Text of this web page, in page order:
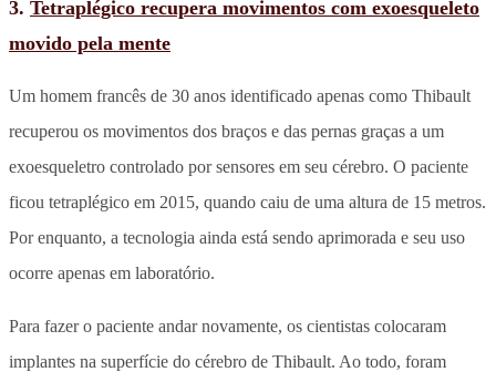
3. Tetraplégico recupera movimentos com exoesqueleto
movido pela mente
Um homem francês de 30 anos identificado apenas como Thibault
recuperou os movimentos dos braços e das pernas graças a um
exoesqueletro controlado por sensores em seu cérebro. O paciente
ficou tetraplégico em 2015, quando caiu de uma altura de 15 metros.
Por enquanto, a tecnologia ainda está sendo aprimorada e seu uso
ocorre apenas em laboratório.
Para fazer o paciente andar novamente, os cientistas colocaram
implantes na superfície do cérebro de Thibault. Ao todo, foram